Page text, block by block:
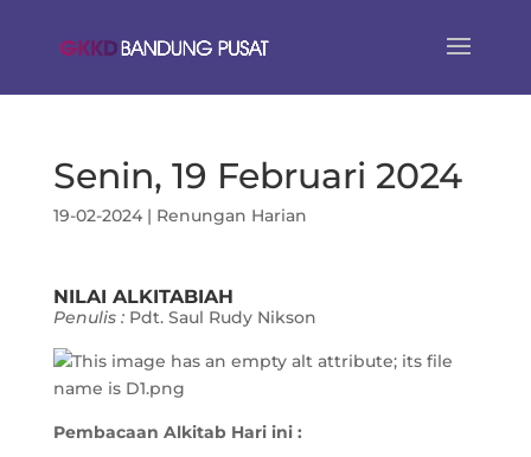
Senin, 19 Februari 2024
19-02-2024| Renungan Harian
NILAI ALKITABIAH
Penulis : Pdt. Saul Rudy Nikson
Pembacaan Alkitab Hari ini :